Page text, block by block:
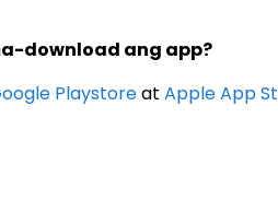
download ang app?
Playstoreat Apple App